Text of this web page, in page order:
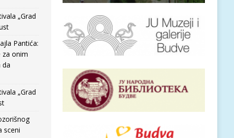
„Grad
Pantića:
za onim
da
„Grad
sceni